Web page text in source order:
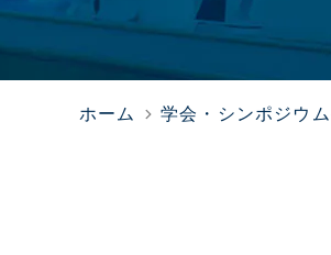
ンセン病への取り組み
網膜剥離
ぶどう膜炎
ホーム 学会・シンポジウ